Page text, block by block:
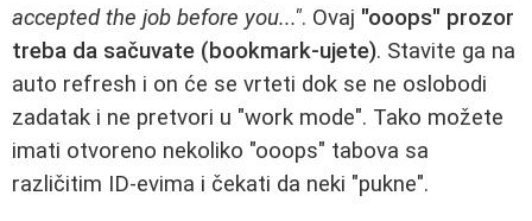
accepted the job before you...". Ovaj "ooops" prozor
treba da sačuvate (bookmark-ujete). Stavite ga na
auto refresh i on će se vrteti dok se ne oslobodi
zadatak i ne pretvori u "work mode". Tako možete
imati otvoreno nekoliko "ooops" tabova sa
različitim ID-evima i čekati da neki "pukne".